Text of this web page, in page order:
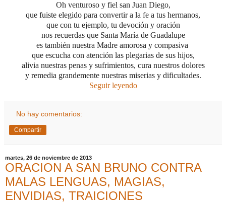
Oh venturoso y fiel san Juan Diego,
que fuiste elegido para convertir a la fe a tus hermanos,
que con tu ejemplo, tu devoción y oración
nos recuerdas que Santa María de Guadalupe
es también nuestra Madre amorosa y compasiva
que escucha con atención las plegarias de sus hijos,
alivia nuestras penas y sufrimientos, cura nuestros dolores
y remedia grandemente nuestras miserias y dificultades.
Seguir leyendo
No hay comentarios:
Compartir
martes, 26 de noviembre de 2013
ORACION A SAN BRUNO CONTRA
MALAS LENGUAS, MAGIAS,
ENVIDIAS, TRAICIONES